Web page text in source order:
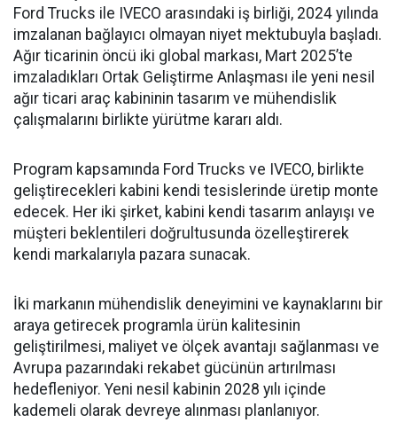
Ford Trucks ile IVECO arasındaki iş birliği, 2024 yılında
imzalanan bağlayıcı olmayan niyet mektubuyla başladı.
Ağır ticarinin öncü iki global markası, Mart 2025’te
imzaladıkları Ortak Geliştirme Anlaşması ile yeni nesil
ağır ticari araç kabininin tasarım ve mühendislik
çalışmalarını birlikte yürütme kararı aldı.
Program kapsamında Ford Trucks ve IVECO, birlikte
geliştirecekleri kabini kendi tesislerinde üretip monte
edecek. Her iki şirket, kabini kendi tasarım anlayışı ve
müşteri beklentileri doğrultusunda özelleştirerek
kendi markalarıyla pazara sunacak.
İki markanın mühendislik deneyimini ve kaynaklarını bir
araya getirecek programla ürün kalitesinin
geliştirilmesi, maliyet ve ölçek avantajı sağlanması ve
Avrupa pazarındaki rekabet gücünün artırılması
hedefleniyor. Yeni nesil kabinin 2028 yılı içinde
kademeli olarak devreye alınması planlanıyor.